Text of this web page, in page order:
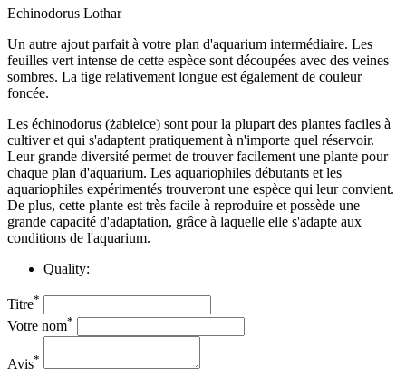
Echinodorus Lothar
Un autre ajout parfait à votre plan d'aquarium intermédiaire. Les
feuilles vert intense de cette espèce sont découpées avec des veines
sombres. La tige relativement longue est également de couleur
foncée.
Les échinodorus (żabieice) sont pour la plupart des plantes faciles à
cultiver et qui s'adaptent pratiquement à n'importe quel réservoir.
Leur grande diversité permet de trouver facilement une plante pour
chaque plan d'aquarium. Les aquariophiles débutants et les
aquariophiles expérimentés trouveront une espèce qui leur convient.
De plus, cette plante est très facile à reproduire et possède une
grande capacité d'adaptation, grâce à laquelle elle s'adapte aux
conditions de l'aquarium.
Quality:
Titre*
Votre nom*
Avis*